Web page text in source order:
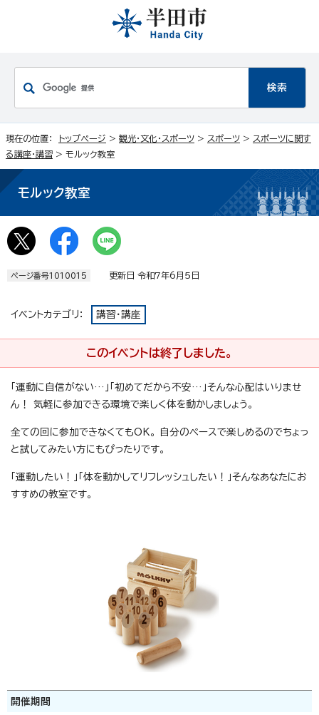
現在の位置： トップページ > 観光・文化・スポーツ > スポーツ > スポーツに関す
る講座・講習 > モルック教室
モルック教室
ページ番号1010015 更新日 令和7年6月5日
イベントカテゴリ： 講習・講座
このイベントは終了しました。
「運動に自信がない…」「初めてだから不安…」そんな心配はいりませ
ん！ 気軽に参加できる環境で楽しく体を動かしましょう。
全ての回に参加できなくてもOK。 自分のペースで楽しめるのでちょっ
と試してみたい方にもぴったりです。
「運動したい！」「体を動かしてリフレッシュしたい！」そんなあなたにお
すすめの教室です。
開催期間